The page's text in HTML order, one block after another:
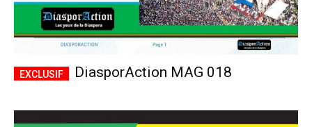
DiasporAction MAG 018